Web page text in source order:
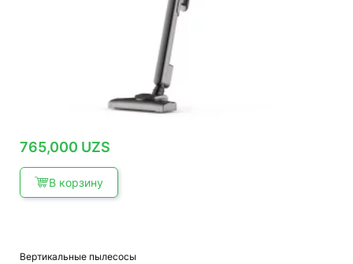
765,000 UZS
В корзину
Вертикальные пылесосы